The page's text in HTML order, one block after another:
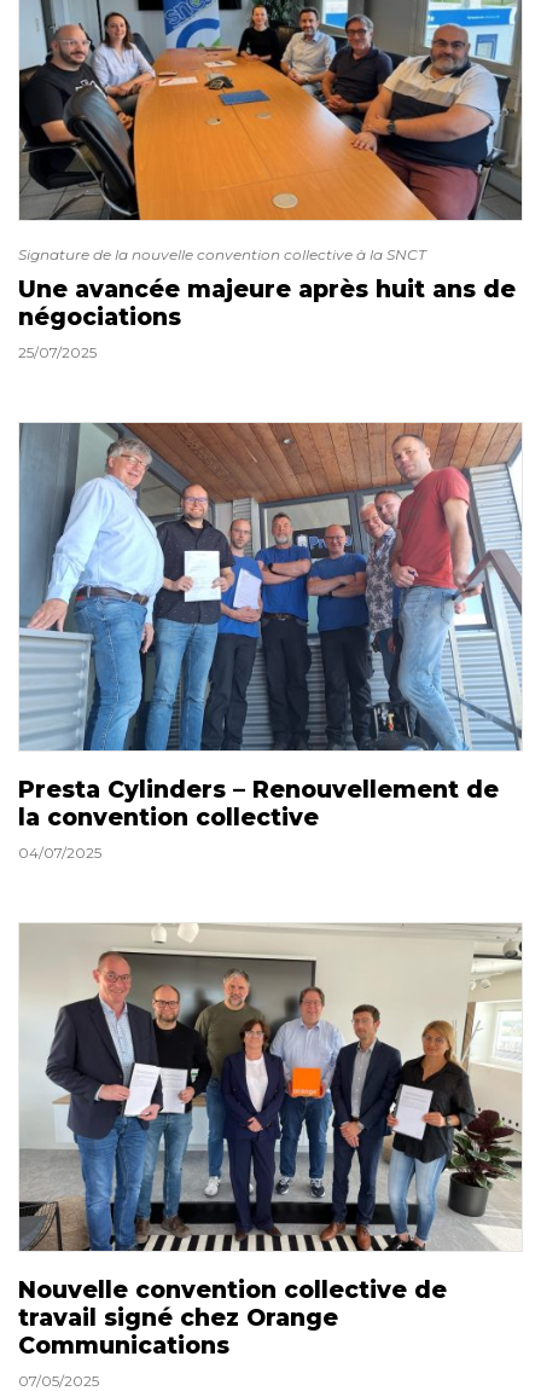
Signature de la nouvelle convention collective à la SNCT
Une avancée majeure après huit ans de
négociations
25/07/2025
Presta Cylinders – Renouvellement de
la convention collective
04/07/2025
Nouvelle convention collective de
travail signé chez Orange
Communications
07/05/2025